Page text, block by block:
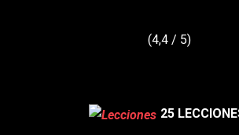
(4,4 / 5)
25